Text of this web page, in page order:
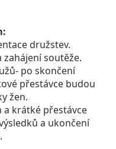
družstev.
zahájení soutěže.
po skončení
přestávce budou
žen.
a krátké přestávce
a ukončení